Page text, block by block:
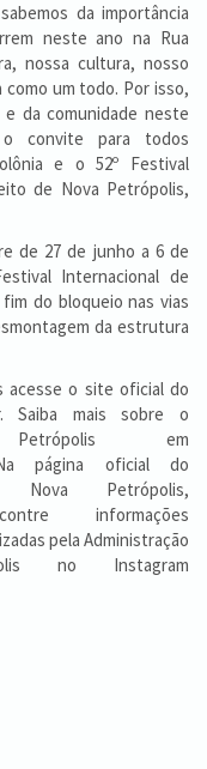
da importância
neste ano na Rua
nossa cultura, nosso
um todo. Por isso,
da comunidade neste
convite para todos
e o 52º Festival
de Nova Petrópolis,
de 27 de junho a 6 de
Internacional de
do bloqueio nas vias
da estrutura
acesse o site oficial do
Saiba mais sobre o
em
Na página oficial do
Petrópolis,
informações
pela Administração
no Instagram